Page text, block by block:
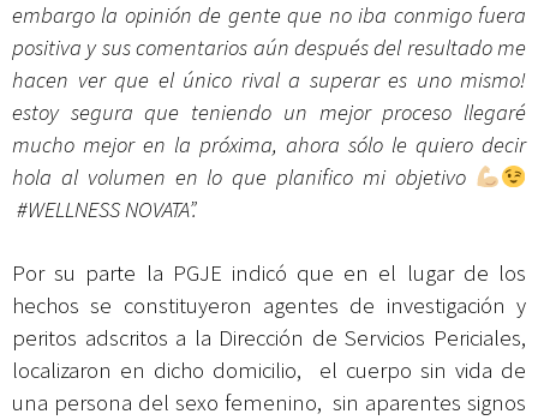
embargo la opinión de gente que no iba conmigo fuera
positiva y sus comentarios aún después del resultado me
hacen ver que el único rival a superar es uno mismo!
estoy segura que teniendo un mejor proceso llegaré
mucho mejor en la próxima, ahora sólo le quiero decir
hola al volumen en lo que planifico mi objetivo
#WELLNESSNOVATA”.
Por su parte la PGJE indicó que en el lugar de los
hechos se constituyeron agentes de investigación y
peritos adscritos a la Dirección de Servicios Periciales,
localizaron en dicho domicilio, el cuerpo sin vida de
una persona del sexo femenino, sin aparentes signos